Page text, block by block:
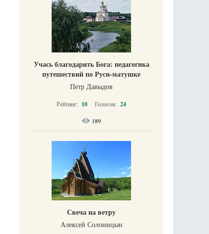
Учась благодарить Бога: педагогика
путешествий по Руси-матушке
Петр Давыдов
Рейтинг: 10 Голосов: 24
189
Свеча на ветру
Алексей Солоницын